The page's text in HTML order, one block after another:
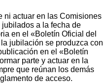
actuar en las Comisiones
a la fecha de
en el «Boletín Oficial del
jubilación se produzca con
en el «Boletín
parte y actuar en la
que reúnan los demás
de acceso.